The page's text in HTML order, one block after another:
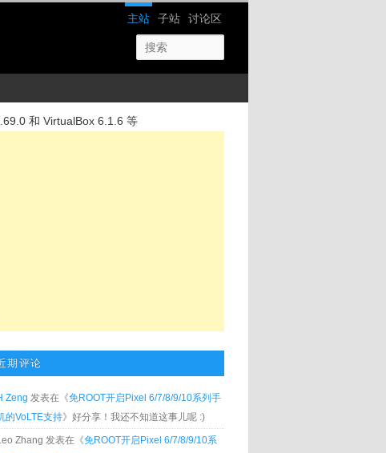
网站导航
主站 子站 讨论区
和 VirtualBox 6.1.6 等
期评论
Zeng 发表在《免ROOT开启Pixel 6/7/8/9/10系列手
的VoLTE支持》好分享！我还不知道这事儿呢 :)
Zhang 发表在《免ROOT开启Pixel 6/7/8/9/10系